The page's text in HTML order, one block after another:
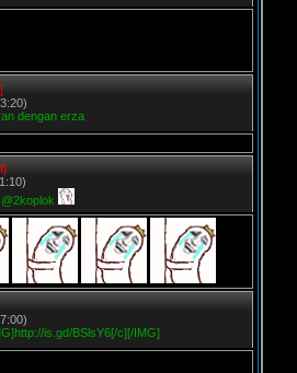
dengan erza
@2koplok
is.gd/BSlsY6[/c][/IMG]